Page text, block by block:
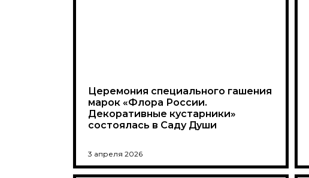
Церемония специального гашения
марок «Флора России.
Декоративные кустарники»
состоялась в Саду Души
3 апреля 2026